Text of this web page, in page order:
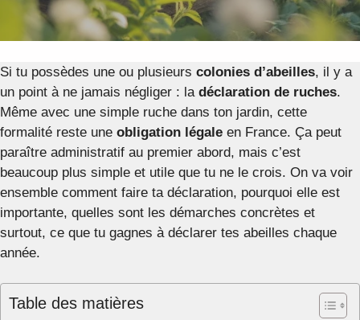
Si tu possèdes une ou plusieurs colonies d’abeilles, il y a
un point à ne jamais négliger : la déclaration de ruches.
Même avec une simple ruche dans ton jardin, cette
formalité reste une obligation légale en France. Ça peut
paraître administratif au premier abord, mais c’est
beaucoup plus simple et utile que tu ne le crois. On va voir
ensemble comment faire ta déclaration, pourquoi elle est
importante, quelles sont les démarches concrètes et
surtout, ce que tu gagnes à déclarer tes abeilles chaque
année.
Table des matières